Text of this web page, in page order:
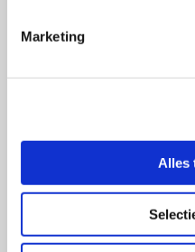
Marketing
Alles
E-mail naar
Ziektebeelden